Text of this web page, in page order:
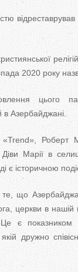
2020 року
цього
в Азербайджані.
Роберт
Діви Марії в
є історичною
що
церкви в
є показником
дружно